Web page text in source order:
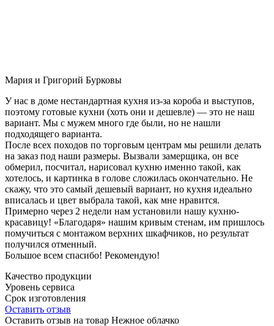
Мария и Григорий Бурковы
У нас в доме нестандартная кухня из-за короба и выступов,
поэтому готовые кухни (хоть они и дешевле) — это не наш
вариант. Мы с мужем много где были, но не нашли
подходящего варианта.
После всех походов по торговым центрам мы решили делать
на заказ под наши размеры. Вызвали замерщика, он все
обмерил, посчитал, нарисовал кухню именно такой, как
хотелось, и картинка в голове сложилась окончательно. Не
скажу, что это самый дешевый вариант, но кухня идеально
вписалась и цвет выбрала такой, как мне нравится.
Примерно через 2 недели нам установили нашу кухню-
красавицу! «Благодаря» нашим кривым стенам, им пришлось
помучиться с монтажом верхних шкафчиков, но результат
получился отменный.
Большое всем спасибо! Рекомендую!
Качество продукции
Уровень сервиса
Срок изготовления
Оставить отзыв
Оставить отзыв на товар Нежное облачко